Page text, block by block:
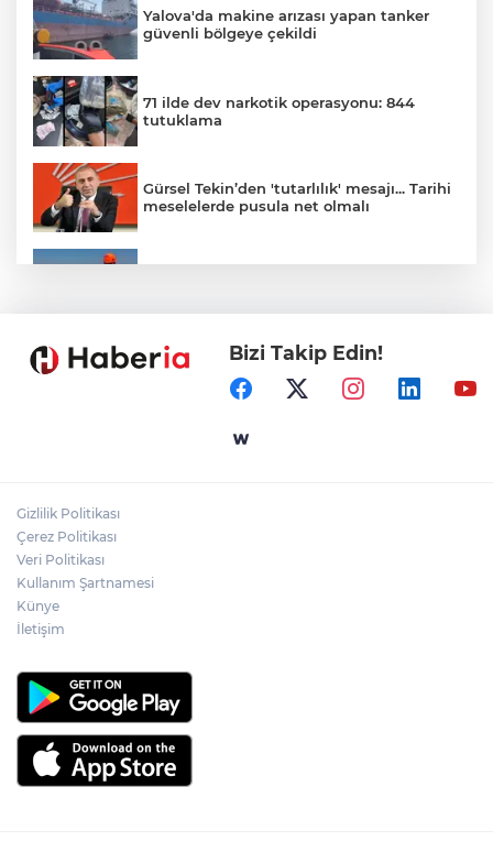
Yalova'da makine arızası yapan tanker
güvenli bölgeye çekildi
71 ilde dev narkotik operasyonu: 844
tutuklama
Gürsel Tekin’den 'tutarlılık' mesajı... Tarihi
meselelerde pusula net olmalı
Samsun’da Alaçam'a yeni yaşam alanı
Yapay zekada onlarca uygulamanın
Bizi Takip Edin!
Gizlilik Politikası
Çerez Politikası
Veri Politikası
Kullanım Şartnamesi
Künye
İletişim